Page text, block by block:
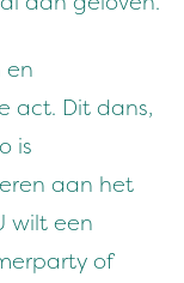
en
act. Dit dans,
is
aan het
wilt een
of